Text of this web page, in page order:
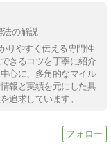
法の解説
りやすく伝える専門性
きるコツを丁寧に紹介
心に、多角的なマイル
報と実績を元にした具
追求しています。